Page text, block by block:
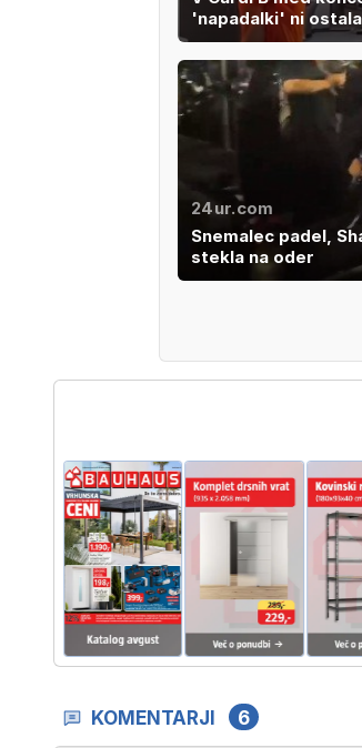
'napadalki' ni
24ur.com
Snemalec padel,
stekla na oder
KOMENTARJI 6